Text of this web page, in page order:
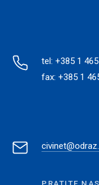
tel: +385 1
fax: +385 1